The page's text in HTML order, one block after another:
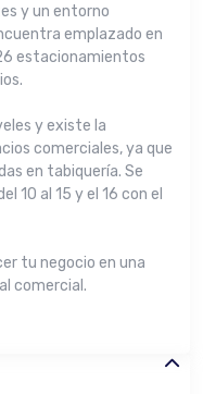
y un entorno
emplazado en
estacionamientos
y existe la
comerciales, ya que
en tabiquería. Se
10 al 15 y el 16 con el
tu negocio en una
comercial.